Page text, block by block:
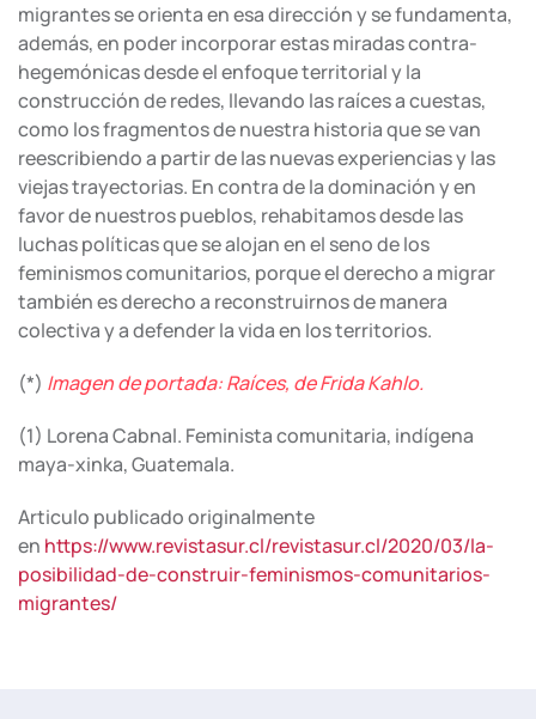
migrantes se orienta en esa dirección y se fundamenta,
además, en poder incorporar estas miradas contra-
hegemónicas desde el enfoque territorial y la
construcción de redes, llevando las raíces a cuestas,
como los fragmentos de nuestra historia que se van
reescribiendo a partir de las nuevas experiencias y las
viejas trayectorias. En contra de la dominación y en
favor de nuestros pueblos, rehabitamos desde las
luchas políticas que se alojan en el seno de los
feminismos comunitarios, porque el derecho a migrar
también es derecho a reconstruirnos de manera
colectiva y a defender la vida en los territorios.
(*) Imagen de portada: Raíces, de Frida Kahlo.
(1) Lorena Cabnal. Feminista comunitaria, indígena
maya-xinka, Guatemala.
Articulo publicado originalmente
en https://www.revistasur.cl/revistasur.cl/2020/03/la-
posibilidad-de-construir-feminismos-comunitarios-
migrantes/